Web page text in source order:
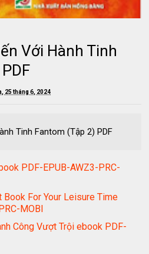
Với Hành Tinh
25 tháng 6, 2024
Tinh Fantom (Tập 2) PDF
PDF-EPUB-AWZ3-PRC-
For Your Leisure Time
MOBI
Công Vượt Trội ebook PDF-